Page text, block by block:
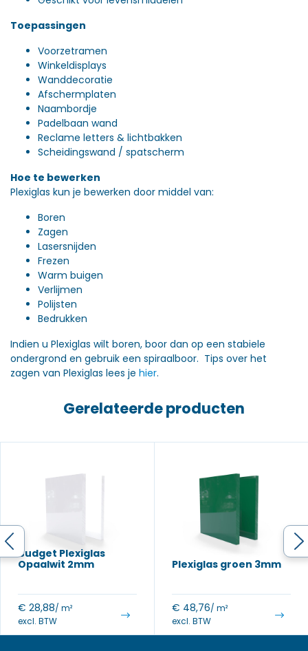
Toepassingen
Voorzetramen
Winkeldisplays
Wanddecoratie
Afschermplaten
Naambordje
Padelbaan wand
Reclame letters & lichtbakken
Scheidingswand / spatscherm
Hoe te bewerken
Plexiglas kun je bewerken door middel van:
Boren
Zagen
Lasersnijden
Frezen
Warm buigen
Verlijmen
Polijsten
Bedrukken
Indien u Plexiglas wilt boren, boor dan op een stabiele
ondergrond en gebruik een spiraalboor. Tips over het
zagen van Plexiglas lees je hier.
Gerelateerde producten
Budget Plexiglas
Opaalwit 2mm
€ 28,88/ m²
excl. BTW
Plexiglas groen 3mm
€ 48,76/ m²
excl. BTW